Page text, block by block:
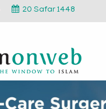
20 Safar 1448